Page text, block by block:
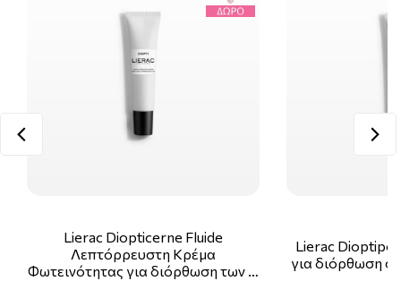
Lierac Diopticerne Fluide
Λεπτόρρευστη Κρέμα
Φωτεινότητας για διόρθωση των …
Lierac
για διόρθωση